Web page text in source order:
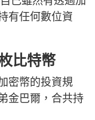
有任何數位資
比特幣
密幣的投資規
金巴爾，合共持